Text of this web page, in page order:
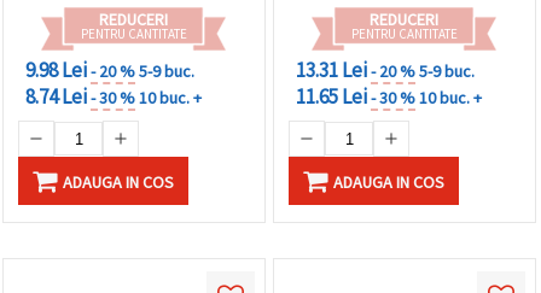
REDUCERI
PENTRU CANTITATE
9.98 Lei- 20 %5-9 buc.
8.74 Lei- 30 %10 buc. +
ADAUGA IN COS
REDUCERI
PENTRU CANTITATE
13.31 Lei- 20 %5-9 buc.
11.65 Lei- 30 %10 buc. +
ADAUGA IN COS